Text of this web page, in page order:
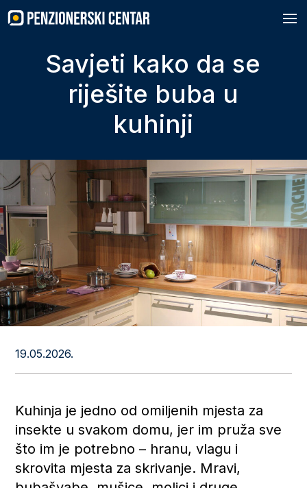
to
content
Savjeti kako da se
riješite buba u
kuhinji
19.05.2026.
Kuhinja je jedno od omiljenih mjesta za
insekte u svakom domu, jer im pruža sve
što im je potrebno – hranu, vlagu i
skrovita mjesta za skrivanje. Mravi,